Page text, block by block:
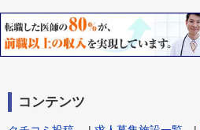
コンテンツ